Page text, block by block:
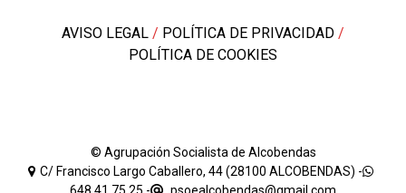
AVISO LEGAL / POLÍTICA DE PRIVACIDAD /
POLÍTICA DE COOKIES
© Agrupación Socialista de Alcobendas
C/ Francisco Largo Caballero, 44 (28100 ALCOBENDAS) -
648 41 75 25 - psoealcobendas@gmail.com